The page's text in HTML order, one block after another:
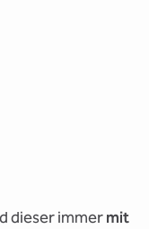
dieser immermit